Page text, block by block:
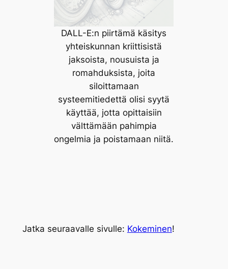
DALL-E:n piirtämä käsitys
yhteiskunnan kriittisistä
jaksoista, nousuista ja
romahduksista, joita
siloittamaan
systeemitiedettä olisi syytä
käyttää, jotta opittaisiin
välttämään pahimpia
ongelmia ja poistamaan niitä.
Jatka seuraavalle sivulle: Kokeminen!